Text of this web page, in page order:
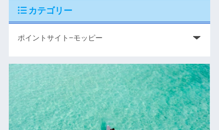
カテゴリー